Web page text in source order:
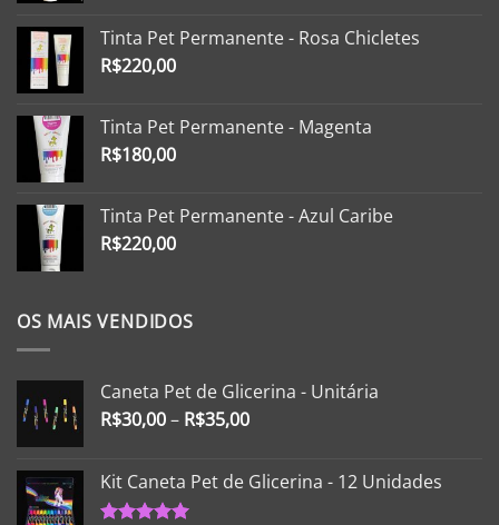
Tinta Pet Permanente - Rosa Chicletes
R$220,00
Tinta Pet Permanente - Magenta
R$180,00
Tinta Pet Permanente - Azul Caribe
R$220,00
OS MAIS VENDIDOS
Caneta Pet de Glicerina - Unitária
R$30,00– R$35,00
Kit Caneta Pet de Glicerina - 12 Unidades